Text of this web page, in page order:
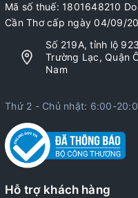
Mã số thuế: 1801648210
Cần Thơ cấp ngày 04/09/
Số 219A, tỉnh lộ
Trường Lạc, Quận
Nam
Thứ 2 - Chủ nhật: 6:00-
Hỗ trợ khách hàng